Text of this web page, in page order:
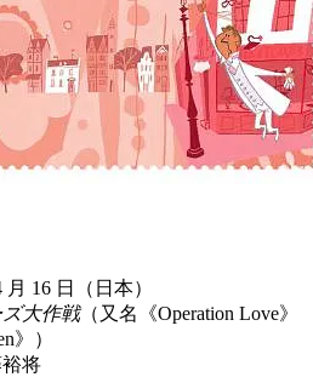
月 16 日（日本）
大作戦（又名《Operation Love》
》）
裕将